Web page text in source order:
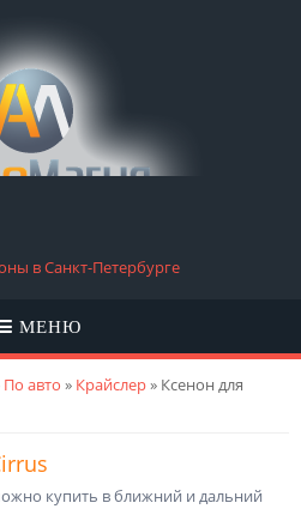
в Санкт-Петербурге
МЕНЮ
По авто » Крайслер» Ксенон для
купить в ближний и дальний